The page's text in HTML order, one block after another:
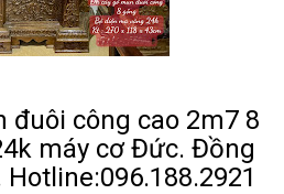
công cao 2m7 8
máy cơ Đức. Đồng